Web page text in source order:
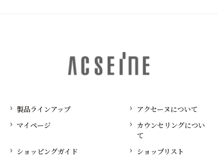
製品ラインアップ
アクセーヌについて
マイページ
カウンセリングについ
て
ショッピングガイド
ショップリスト